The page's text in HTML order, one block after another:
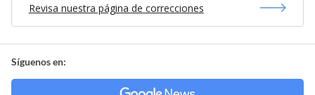
Revisa nuestra página de correcciones
Síguenos en: